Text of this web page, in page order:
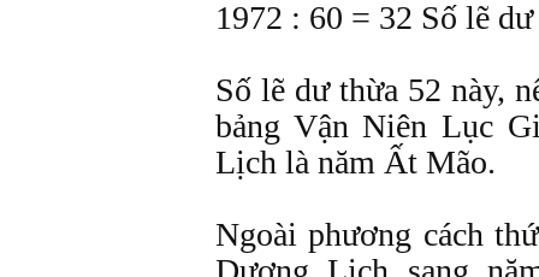
1972 : 60 = 32 Số lẽ
Số lẽ dư thừa 52 này,
bảng Vận Niên Lục
Lịch là năm Ất Mão.
Ngoài phương cách